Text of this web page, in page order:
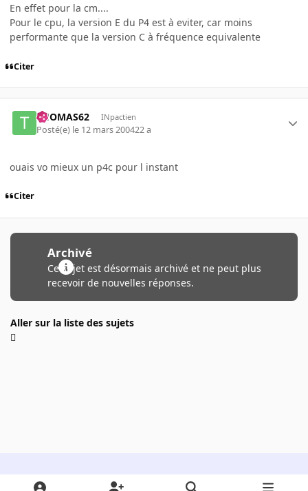
En effet pour la cm....
Pour le cpu, la version E du P4 est à eviter, car moins
performante que la version C à fréquence equivalente
Citer
THOMAS62 INpactien
Posté(e) le 12 mars 200422 a
ouais vo mieux un p4c pour l instant
Citer
Archivé
Ce sujet est désormais archivé et ne peut plus
recevoir de nouvelles réponses.
Aller sur la liste des sujets